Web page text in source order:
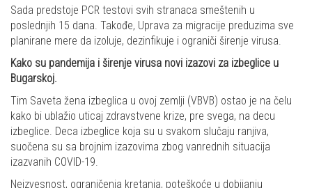
Sada predstoje PCR testovi svih stranaca smeštenih u
poslednjih 15 dana. Takođe, Uprava za migracije preduzima sve
planirane mere da izoluje, dezinfikuje i ograniči širenje virusa.
Kako su pandemija i širenje virusa novi izazovi za izbeglice u
Bugarskoj.
Tim Saveta žena izbeglica u ovoj zemlji (VBVB) ostao je na čelu
kako bi ublažio uticaj zdravstvene krize, pre svega, na decu
izbeglice. Deca izbeglice koja su u svakom slučaju ranjiva,
suočena su sa brojnim izazovima zbog vanrednih situacija
izazvanih COVID-19.
Neizvesnost, ograničenja kretanja, poteškoće u dobijanju